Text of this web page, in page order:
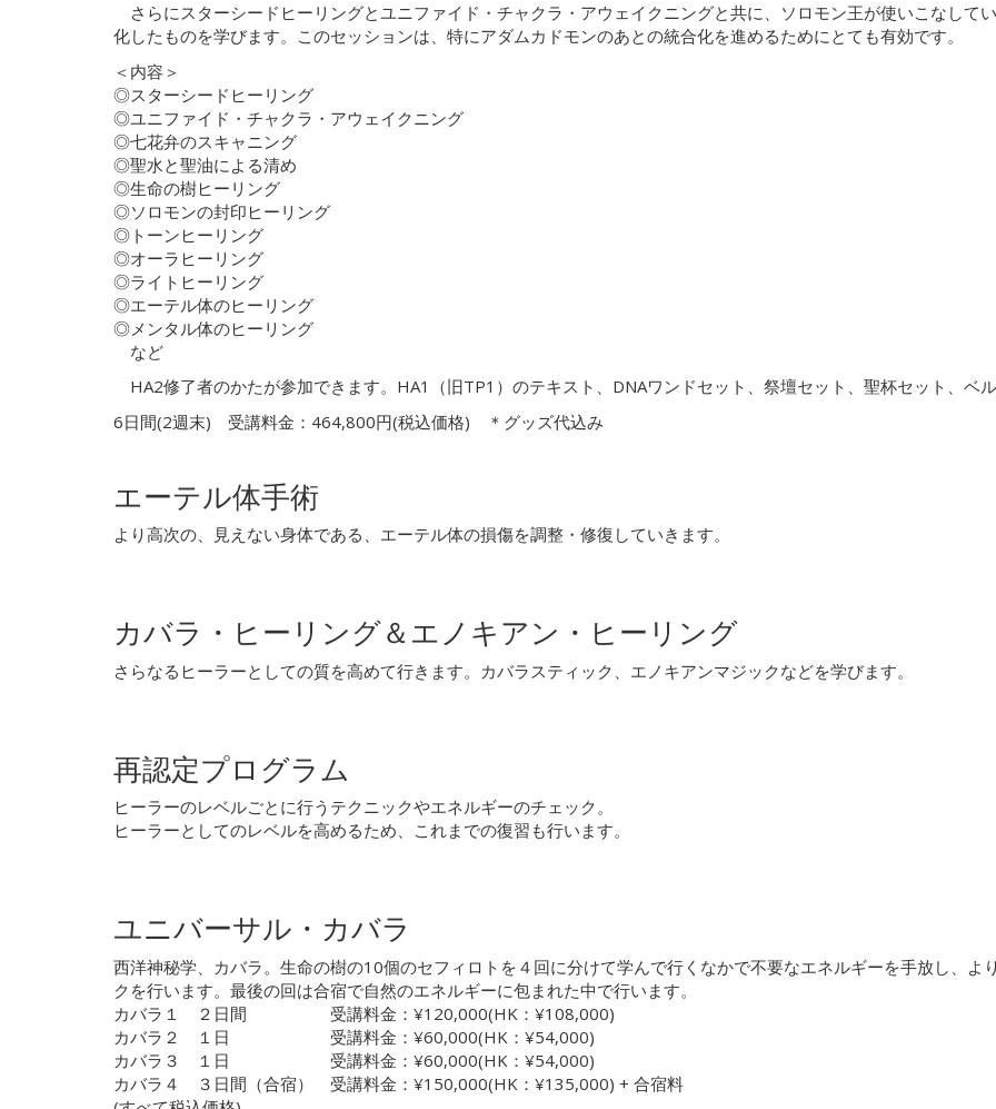
さらにスターシードヒーリングとユニファイド・チャクラ・アウェイクニングと共に、ソロモン王が使いこなして
化したものを学びます。このセッションは、特にアダムカドモンのあとの統合化を進めるためにとても有効です。
＜内容＞
◎スターシードヒーリング
◎ユニファイド・チャクラ・アウェイクニング
◎七花弁のスキャニング
◎聖水と聖油による清め
◎生命の樹ヒーリング
◎ソロモンの封印ヒーリング
◎トーンヒーリング
◎オーラヒーリング
◎ライトヒーリング
◎エーテル体のヒーリング
◎メンタル体のヒーリング
など
HA2修了者のかたが参加できます。HA1（旧TP1）のテキスト、DNAワンドセット、祭壇セット、聖杯セット、ベル
6日間(2週末) 受講料金：464,800円(税込価格) ＊グッズ代込み
エーテル体手術
より高次の、見えない身体である、エーテル体の損傷を調整・修復していきます。
カバラ・ヒーリング＆エノキアン・ヒーリング
さらなるヒーラーとしての質を高めて行きます。カバラスティック、エノキアンマジックなどを学びます。
再認定プログラム
ヒーラーのレベルごとに行うテクニックやエネルギーのチェック。
ヒーラーとしてのレベルを高めるため、これまでの復習も行います。
ユニバーサル・カバラ
西洋神秘学、カバラ。生命の樹の10個のセフィロトを４回に分けて学んで行くなかで不要なエネルギーを手放し、よ
クを行います。最後の回は合宿で自然のエネルギーに包まれた中で行います。
カバラ１ ２日間 受講料金：¥120,000(HK：¥108,000)
カバラ２ １日 受講料金：¥60,000(HK：¥54,000)
カバラ３ １日 受講料金：¥60,000(HK：¥54,000)
カバラ４ ３日間（合宿） 受講料金：¥150,000(HK：¥135,000) + 合宿料